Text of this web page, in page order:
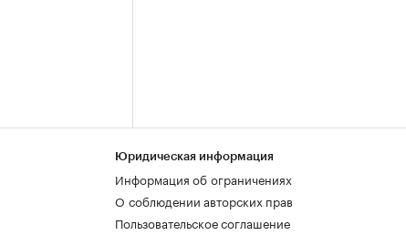
Юридическая информация
Информация об ограничениях
О соблюдении авторских прав
Пользовательское соглашение